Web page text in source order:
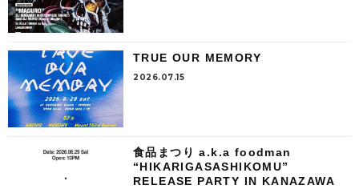
TRUE OUR MEMORY
2026.07.15
食品まつり a.k.a foodman
“HIKARIGASASHIKOMU”
RELEASE PARTY IN KANAZAWA